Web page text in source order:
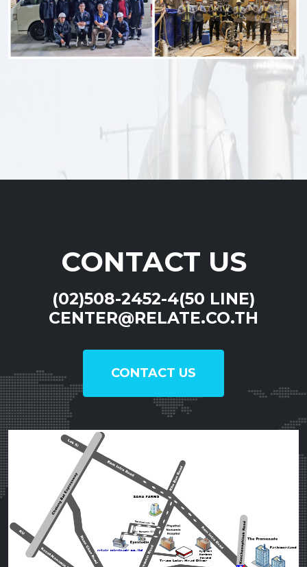
CONTACT US
(02)508-2452-4(50 LINE)
CENTER@RELATE.CO.TH
CONTACT US